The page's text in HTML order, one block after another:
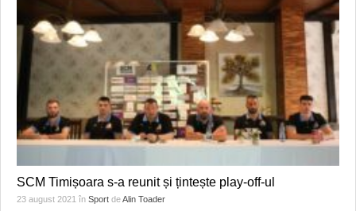
SCM Timișoara s-a reunit și țintește play-off-ul
23 august 2021 în Sport deAlin Toader